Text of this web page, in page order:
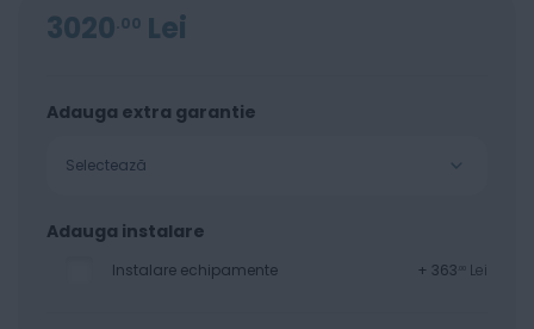
3020 00 Lei
Adauga extra garantie
Selectează
Adauga instalare
Instalare echipamente + 363 Lei